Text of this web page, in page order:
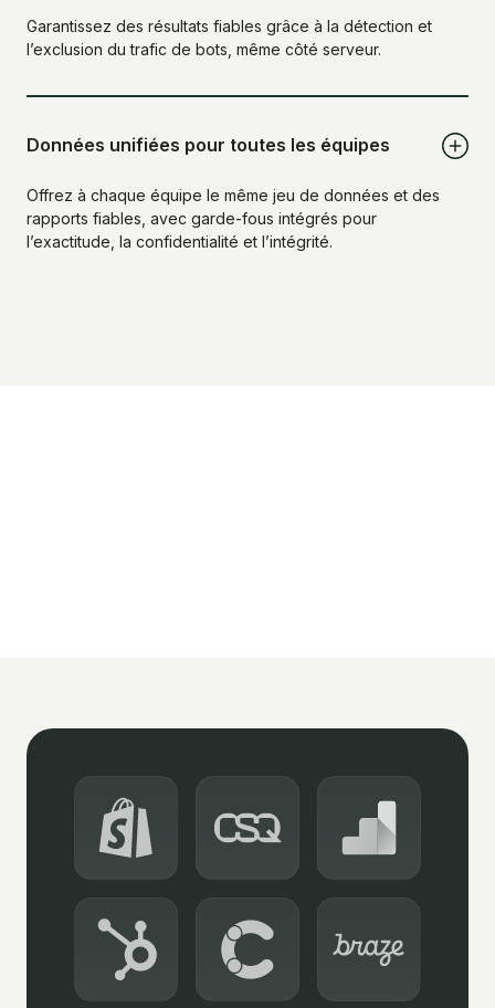
Garantissez des résultats fiables grâce à la détection et
l’exclusion du trafic de bots, même côté serveur.
Données unifiées pour toutes les équipes
Offrez à chaque équipe le même jeu de données et des
rapports fiables, avec garde-fous intégrés pour
l’exactitude, la confidentialité et l’intégrité.